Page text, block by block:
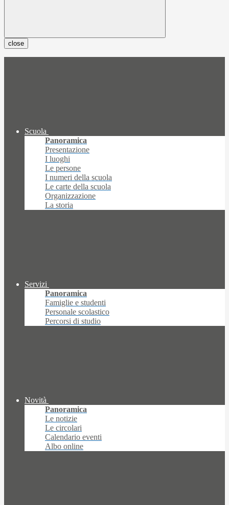
close
Scuola
Panoramica
Presentazione
I luoghi
Le persone
I numeri della scuola
Le carte della scuola
Organizzazione
La storia
Servizi
Panoramica
Famiglie e studenti
Personale scolastico
Percorsi di studio
Novità
Panoramica
Le notizie
Le circolari
Calendario eventi
Albo online